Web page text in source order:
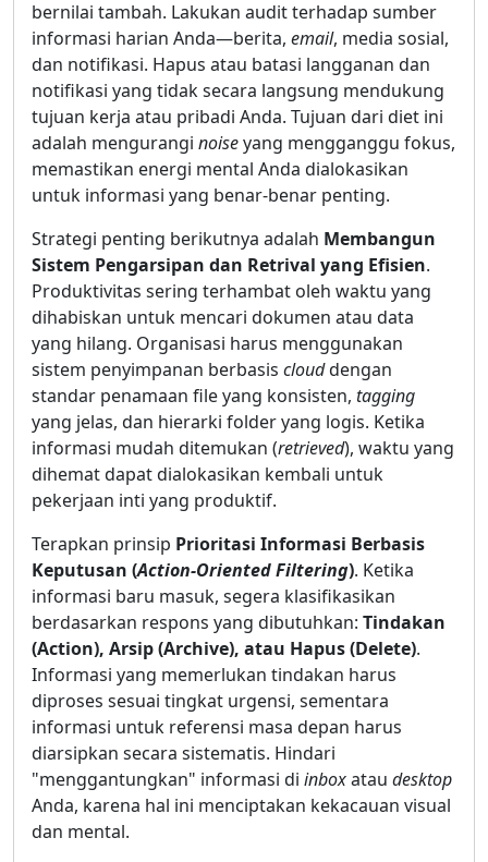
bernilai tambah. Lakukan audit terhadap sumber
informasi harian Anda—berita, email, media sosial,
dan notifikasi. Hapus atau batasi langganan dan
notifikasi yang tidak secara langsung mendukung
tujuan kerja atau pribadi Anda. Tujuan dari diet ini
adalah mengurangi noiseyang mengganggu fokus,
memastikan energi mental Anda dialokasikan
untuk informasi yang benar-benar penting.
Strategi penting berikutnya adalah Membangun
Sistem Pengarsipan dan Retrival yang Efisien.
Produktivitas sering terhambat oleh waktu yang
dihabiskan untuk mencari dokumen atau data
yang hilang. Organisasi harus menggunakan
sistem penyimpanan berbasis clouddengan
standar penamaan file yang konsisten, tagging
yang jelas, dan hierarki folder yang logis. Ketika
informasi mudah ditemukan (retrieved), waktu yang
dihemat dapat dialokasikan kembali untuk
pekerjaan inti yang produktif.
Terapkan prinsip Prioritasi Informasi Berbasis
Keputusan (Action-Oriented Filtering). Ketika
informasi baru masuk, segera klasifikasikan
berdasarkan respons yang dibutuhkan: Tindakan
(Action), Arsip (Archive), atau Hapus (Delete).
Informasi yang memerlukan tindakan harus
diproses sesuai tingkat urgensi, sementara
informasi untuk referensi masa depan harus
diarsipkan secara sistematis. Hindari
"menggantungkan" informasi di inboxatau desktop
Anda, karena hal ini menciptakan kekacauan visual
dan mental.